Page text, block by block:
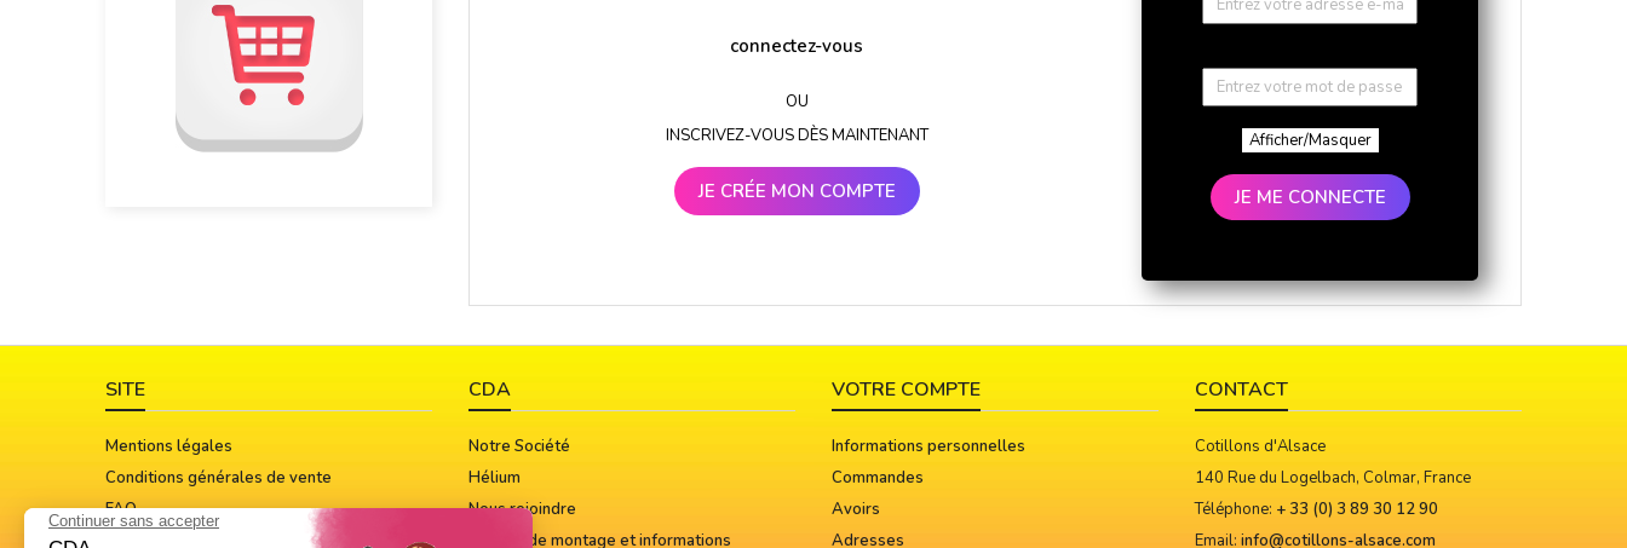
connectez-vous
OU
INSCRIVEZ-VOUS DÈS MAINTENANT
JE CRÉE MON COMPTE
Afficher/Masquer
JE ME CONNECTE
SITE
Mentions légales
Conditions générales de vente
FAQ
CDA
Notre Société
Hélium
Nous rejoindre
Notices de montage et informations
VOTRE COMPTE
Informations personnelles
Commandes
Avoirs
Adresses
CONTACT
Cotillons d'Alsace
140 Rue du Logelbach, Colmar, France
Téléphone: + 33 (0) 3 89 30 12 90
Email: info@cotillons-alsace.com